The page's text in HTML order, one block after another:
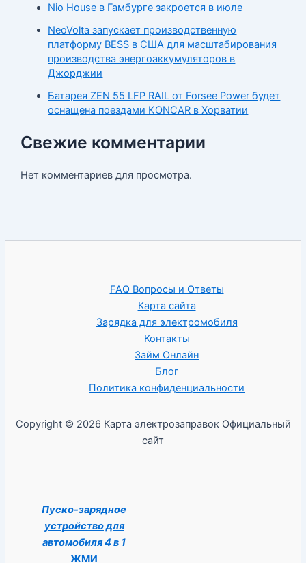
Nio House в Гамбурге закроется в июле
NeoVolta запускает производственную
платформу BESS в США для масштабирования
производства энергоаккумуляторов в
Джорджии
Батарея ZEN 55 LFP RAIL от Forsee Power будет
оснащена поездами KONCAR в Хорватии
Свежие комментарии
Нет комментариев для просмотра.
FAQ Вопросы и Ответы
Карта сайта
Зарядка для электромобиля
Контакты
Займ Онлайн
Блог
Политика конфиденциальности
Copyright © 2026 Карта электрозаправок Официальный
сайт
Пуско-зарядное
устройство для
автомобиля 4 в 1
ЖМИ